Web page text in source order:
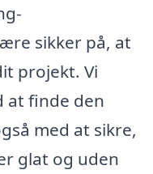
sikker på, at
projekt. Vi
at finde den
med at sikre,
glat og uden